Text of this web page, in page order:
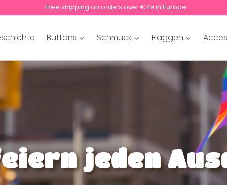
Free shipping on orders over €49 in Europe
Buttons Schmuck Flaggen
jeden